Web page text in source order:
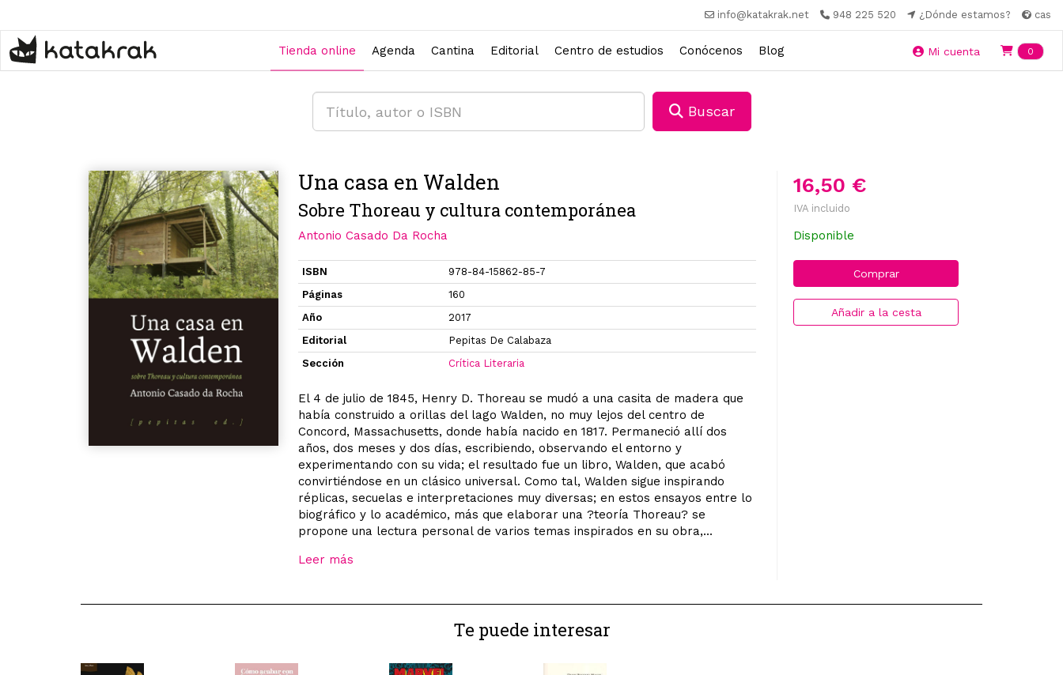
contenido
principal
info@katakrak.net 948 225 520 ¿Dónde estamos? cas
Tienda online Agenda Cantina Editorial Centro de estudios Conócenos Blog Mi cuenta 0
Buscar
16,50 €
IVA incluido
Disponible
Comprar
Añadir a la cesta
Una casa en Walden
Sobre Thoreau y cultura contemporánea
Antonio Casado Da Rocha
ISBN
978-84-15862-85-7
Páginas
160
Año
2017
Editorial
Pepitas De Calabaza
Sección
Crítica Literaria
El 4 de julio de 1845, Henry D. Thoreau se mudó a una casita de madera que
había construido a orillas del lago Walden, no muy lejos del centro de
Concord, Massachusetts, donde había nacido en 1817. Permaneció allí dos
años, dos meses y dos días, escribiendo, observando el entorno y
experimentando con su vida; el resultado fue un libro, Walden, que acabó
convirtiéndose en un clásico universal. Como tal, Walden sigue inspirando
réplicas, secuelas e interpretaciones muy diversas; en estos ensayos entre lo
biográfico y lo académico, más que elaborar una ?teoría Thoreau? se
propone una lectura personal de varios temas inspirados en su obra,...
Leer más
Te puede interesar